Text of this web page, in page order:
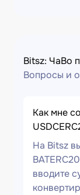
Bitsz: ЧаВо
Вопросы и
Как мне
На Bitsz
вводите